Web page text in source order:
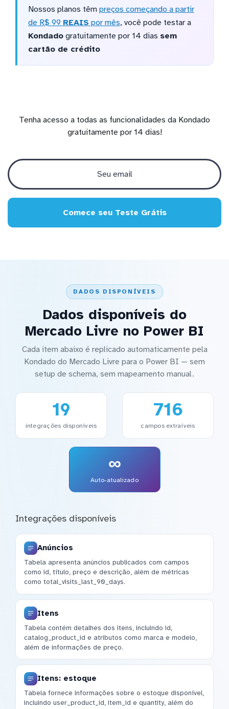
Nossos planos têm preços começando a partir
de R$ 99 REAIS por mês, você pode testar a
Kondadogratuitamente por 14 dias sem
cartão de crédito
Tenha acesso a todas as funcionalidades da Kondado
gratuitamente por 14 dias!
Comece seu Teste Grátis
DADOS DISPONÍVEIS
Dados disponíveis do
Mercado Livre no Power BI
Cada item abaixo é replicado automaticamente pela
Kondado do Mercado Livre para o Power BI — sem
setup de schema, sem mapeamento manual.
19
integrações disponíveis
716
campos extraíveis
∞
Auto-atualizado
Integrações disponíveis
Anúncios
Tabela apresenta anúncios publicados com campos
como id, título, preço e descrição, além de métricas
como total_visits_last_90_days.
Itens
Tabela contém detalhes dos itens, incluindo id,
catalog_product_id e atributos como marca e modelo,
além de informações de preço.
Itens: estoque
Tabela fornece informações sobre o estoque disponível,
incluindo user_product_id, item_id e quantity, além do